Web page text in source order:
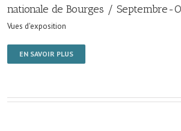
nationale de Bourges / Septembre-
Vues d'exposition
EN SAVOIR PLUS